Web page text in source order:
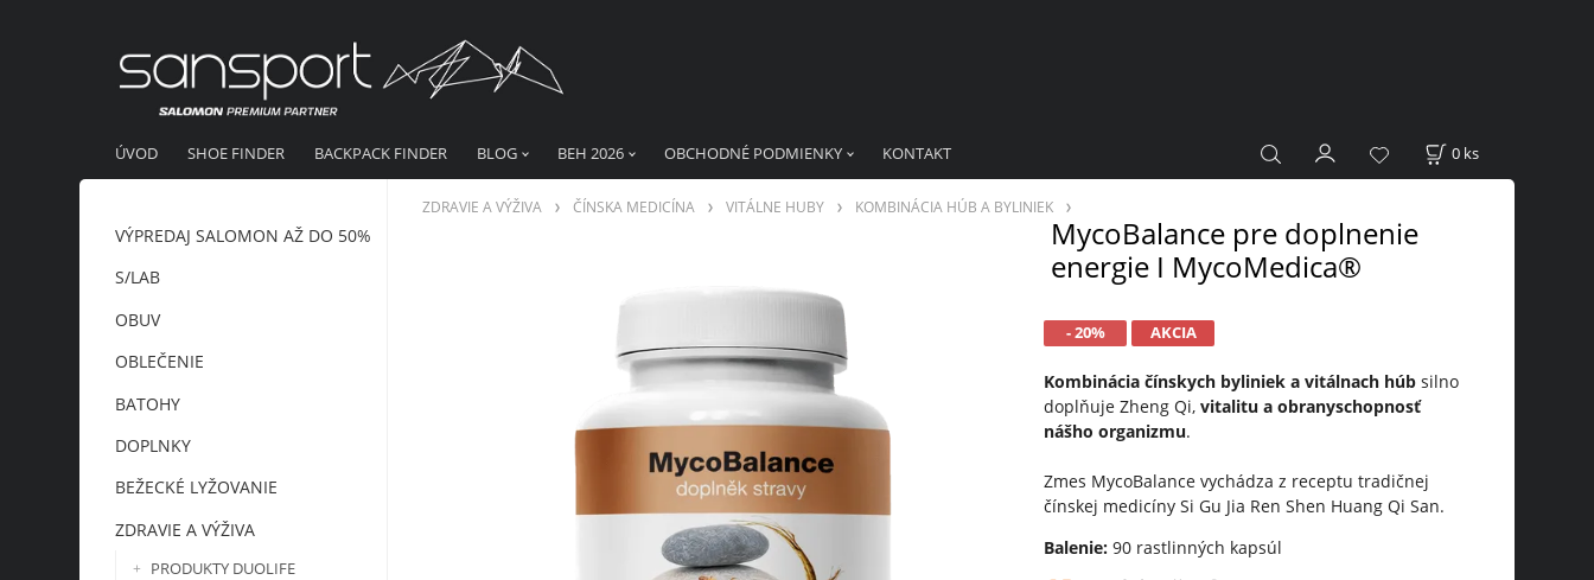
ÚVOD SHOE FINDER BACKPACK FINDER BLOG BEH 2026 OBCHODNÉ PODMIENKY KONTAKT 0 ks
VÝPREDAJ SALOMON AŽ DO 50%
S/LAB
OBUV
OBLEČENIE
BATOHY
DOPLNKY
BEŽECKÉ LYŽOVANIE
ZDRAVIE A VÝŽIVA
PRODUKTY DUOLIFE
ZDRAVIE A VÝŽIVA ČÍNSKA MEDICÍNA VITÁLNE HUBY KOMBINÁCIA HÚB A BYLINIEK
MycoBalance pre doplnenie
energie I MycoMedica®
- 20% AKCIA
Kombinácia čínskych byliniek a vitálnach húb silno
doplňuje Zheng Qi,vitalitu a obranyschopnosť
nášho organizmu.
Zmes MycoBalance vychádza z receptu tradičnej
čínskej medicíny Si Gu Jia Ren Shen Huang Qi San.
Balenie: 90 rastlinných kapsúl